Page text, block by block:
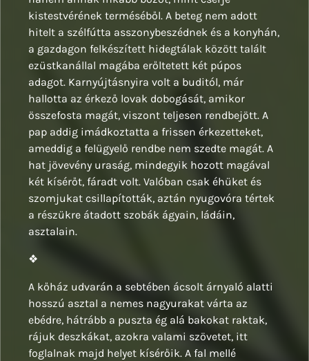
kistestvérének terméséből. A beteg nem adott
hitelt a szélfútta asszonybeszédnek és a konyhán,
a gazdagon felkészített hidegtálak között talált
ezüstkanállal magába erőltetett két púpos
adagot. Karnyújtásnyira volt a buditól, már
hallotta az érkező lovak dobogását, amikor
összefosta magát, viszont teljesen rendbejött. A
pap addig imádkoztatta a frissen érkezetteket,
ameddig a felügyelő rendbe nem szedte magát. A
hat jövevény uraság, mindegyik hozott magával
két kísérőt, fáradt volt. Valóban csak éhüket és
szomjukat csillapították, aztán nyugovóra tértek
a részükre átadott szobák ágyain, ládáin,
asztalain.
❖
A kőház udvarán a sebtében ácsolt árnyaló alatti
hosszú asztal a nemes nagyurakat várta az
ebédre, hátrább a puszta ég alá bakokat raktak,
rájuk deszkákat, azokra valami szövetet, itt
foglalnak majd helyet kísérőik. A fal mellé